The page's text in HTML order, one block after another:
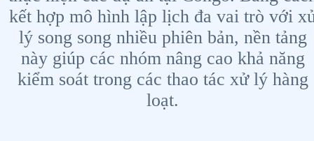
kết hợp mô hình lập lịch đa vai trò với
lý song song nhiều phiên bản, nền tảng
này giúp các nhóm nâng cao khả năng
kiểm soát trong các thao tác xử lý hàng
loạt.